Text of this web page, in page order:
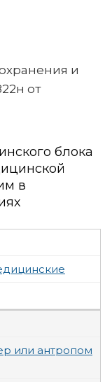
и
от
блока
в
или антропом